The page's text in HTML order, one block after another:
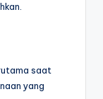
saat
yang